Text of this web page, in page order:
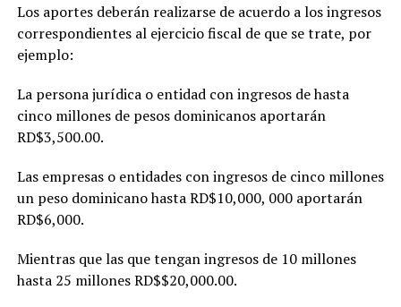
Los aportes deberán realizarse de acuerdo a los ingresos
correspondientes al ejercicio fiscal de que se trate, por
ejemplo:
La persona jurídica o entidad con ingresos de hasta
cinco millones de pesos dominicanos aportarán
RD$3,500.00.
Las empresas o entidades con ingresos de cinco millones
un peso dominicano hasta RD$10,000, 000 aportarán
RD$6,000.
Mientras que las que tengan ingresos de 10 millones
hasta 25 millones RD$$20,000.00.